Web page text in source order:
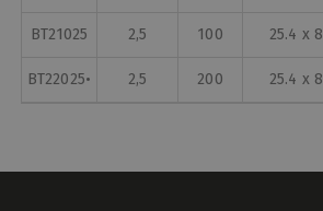
BT21025 2,5 100 25.4 x 8
BT22025• 2,5 200 25.4 x 8